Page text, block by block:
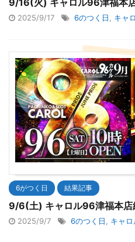
2025/9/17 6のつく日 キャ
6がつく日 結果記事
9/6(土) キャロル96津福本店
2025/9/7 6のつく日 キャ